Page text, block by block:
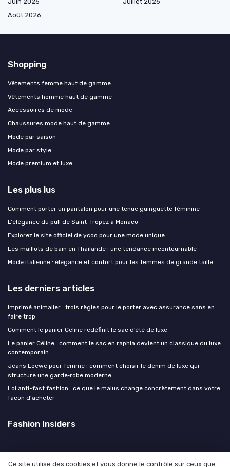
Août 2026
Shopping
Vêtements femme haut de gamme
Vêtements homme haut de gamme
Accessoires de mode
Chaussures mode haut de gamme
Mode par saison
Mode par style
Mode premium et luxe
Les plus lus
Comment porter un pantalon pour une tenue guinguette féminine
L'élégance du pull de Saint-Tropez à Monaco
Explorez le site officiel de ycoo pour une mode unique
Les maillots de bain en Thaïlande : une tendance incontournable
Mode italienne : élégance et confort pour les femmes de grande taille
Les derniers articles
Imprimé animalier : trois règles pour le porter avec assurance sans en
faire trop
Comment le panier Celine redéfinit le sac d’été de luxe
Le panier Céline : comment le sac en raphia devient un classique du luxe
contemporain
Jeans Loewe pour femme : comment choisir le denim de luxe qui
structure une garde‑robe moderne
Loi anti-fast fashion : ce que le malus change concrètement dans votre
façon d'acheter
Fashion Insiders
Ce site utilise des cookies et vous donne le contrôle sur ceux que